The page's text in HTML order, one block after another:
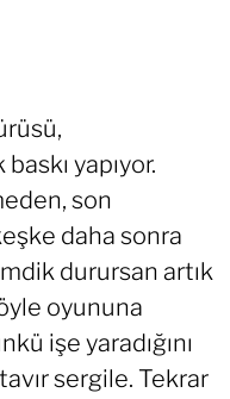
yapıyor.
son
daha sonra
durursan artık
oyununa
işe yaradığını
sergile. Tekrar